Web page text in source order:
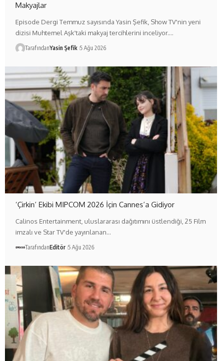
Makyajlar
Episode Dergi Temmuz sayısında Yasin Şefik, Show TV'nin yeni
dizisi Muhtemel Aşk'taki makyaj tercihlerini inceliyor.…
TarafındanYasin Şefik 5 Ağu 2026
‘Çirkin’ Ekibi MIPCOM 2026 İçin Cannes’a Gidiyor
Calinos Entertainment, uluslararası dağıtımını üstlendiği, 25 Film
imzalı ve Star TV'de yayınlanan…
TarafındanEditör 5 Ağu 2026